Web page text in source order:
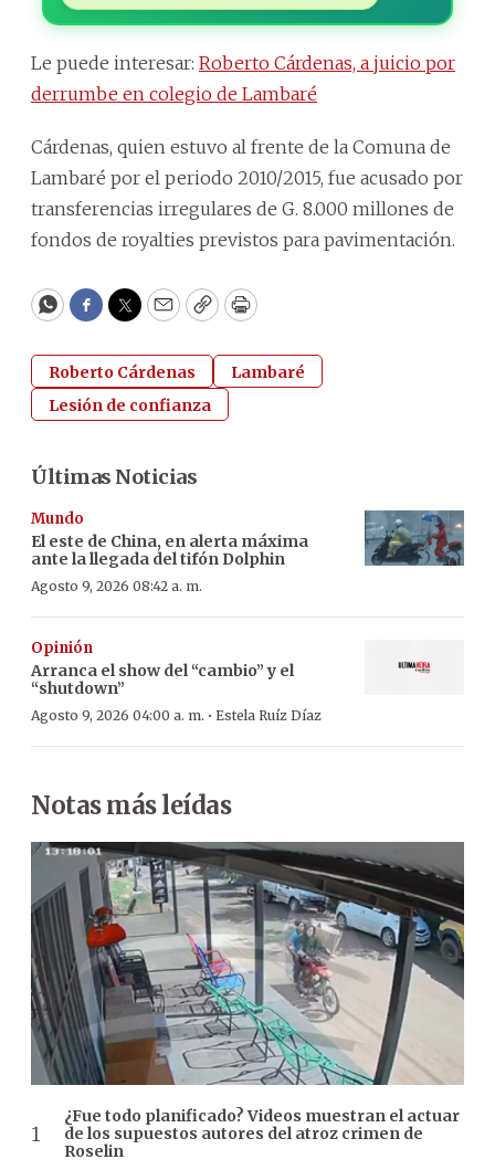
Le puede interesar: Roberto Cárdenas, a juicio por
derrumbe en colegio de Lambaré
Cárdenas, quien estuvo al frente de la Comuna de
Lambaré por el periodo 2010/2015, fue acusado por
transferencias irregulares de G. 8.000 millones de
fondos de royalties previstos para pavimentación.
WhatsApp
Facebook
Twitter
EmailCopyPrint
Roberto Cárdenas
Lambaré
Lesión de confianza
Últimas Noticias
Mundo
El este de China, en alerta máxima
ante la llegada del tifón Dolphin
Agosto 9, 2026 08:42 a. m.
Opinión
Arranca el show del “cambio” y el
“shutdown”
Agosto 9, 2026 04:00 a. m. · Estela Ruíz Díaz
Notas más leídas
¿Fue todo planificado? Videos muestran el actuar
de los supuestos autores del atroz crimen de
Roselin